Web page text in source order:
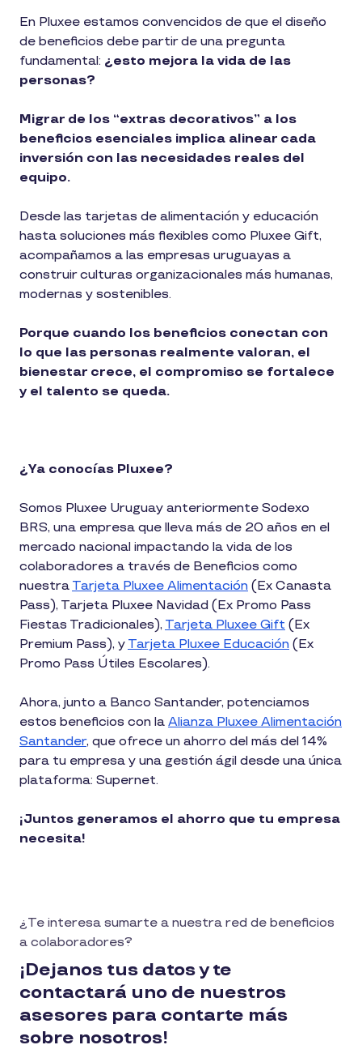
En Pluxee estamos convencidos de que el diseño
de beneficios debe partir de una pregunta
fundamental: ¿esto mejora la vida de las
personas?
Migrar de los “extras decorativos” a los
beneficios esenciales implica alinear cada
inversión con las necesidades reales del
equipo.
Desde las tarjetas de alimentación y educación
hasta soluciones más flexibles como Pluxee Gift,
acompañamos a las empresas uruguayas a
construir culturas organizacionales más humanas,
modernas y sostenibles.
Porque cuando los beneficios conectan con
lo que las personas realmente valoran, el
bienestar crece, el compromiso se fortalece
y el talento se queda.
¿Ya conocías Pluxee?
Somos Pluxee Uruguay anteriormente Sodexo
BRS, una empresa que lleva más de 20 años en el
mercado nacional impactando la vida de los
colaboradores a través de Beneficios como
nuestra Tarjeta Pluxee Alimentación (Ex Canasta
Pass), Tarjeta Pluxee Navidad (Ex Promo Pass
Fiestas Tradicionales), Tarjeta Pluxee Gift (Ex
Premium Pass), y Tarjeta Pluxee Educación (Ex
Promo Pass Útiles Escolares).
Ahora, junto a Banco Santander, potenciamos
estos beneficios con la Alianza Pluxee Alimentación
Santander, que ofrece un ahorro del más del 14%
para tu empresa y una gestión ágil desde una única
plataforma: Supernet.
¡Juntos generamos el ahorro que tu empresa
necesita!
¿Te interesa sumarte a nuestra red de beneficios
a colaboradores?
¡Dejanos tus datos y te
contactará uno de nuestros
asesores para contarte más
sobre nosotros!